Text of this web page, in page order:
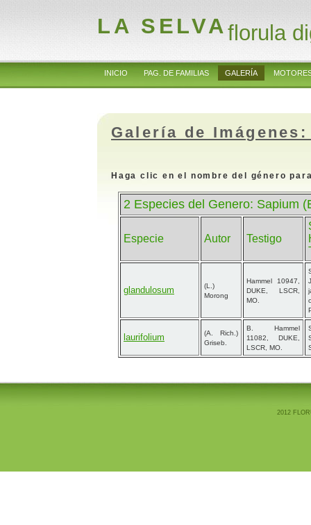
LA SELVAflorula
INICIO PAG. DE FAMILIAS GALERÍA
Galería de
Haga clic en el nombre del género
2 Especies del Genero: Sapium
Especie Autor Testigo
glandulosum
(L.)
Morong
Hammel 10947,
DUKE, LSCR,
MO.
laurifolium
(A. Rich.)
Griseb.
B. Hammel
11082, DUKE,
LSCR, MO.
2012